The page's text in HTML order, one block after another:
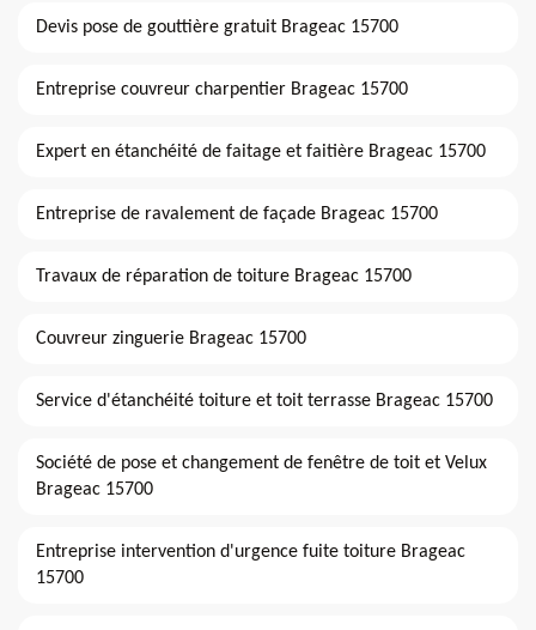
Devis pose de gouttière gratuit Brageac 15700
Entreprise couvreur charpentier Brageac 15700
Expert en étanchéité de faitage et faitière Brageac 15700
Entreprise de ravalement de façade Brageac 15700
Travaux de réparation de toiture Brageac 15700
Couvreur zinguerie Brageac 15700
Service d'étanchéité toiture et toit terrasse Brageac 15700
Société de pose et changement de fenêtre de toit et Velux
Brageac 15700
Entreprise intervention d'urgence fuite toiture Brageac
15700